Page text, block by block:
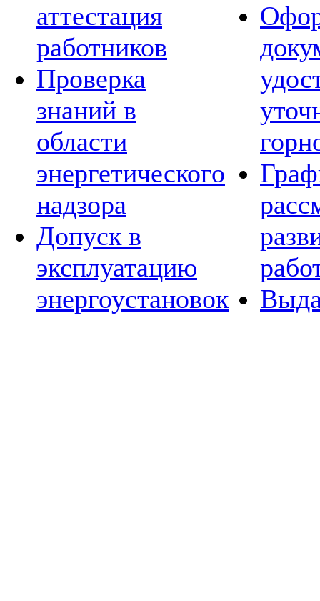
аттестация
работников
Проверка
знаний в
области
энергетического
надзора
Допуск в
эксплуатацию
энергоустановок